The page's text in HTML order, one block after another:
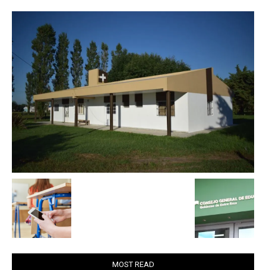
MOST READ